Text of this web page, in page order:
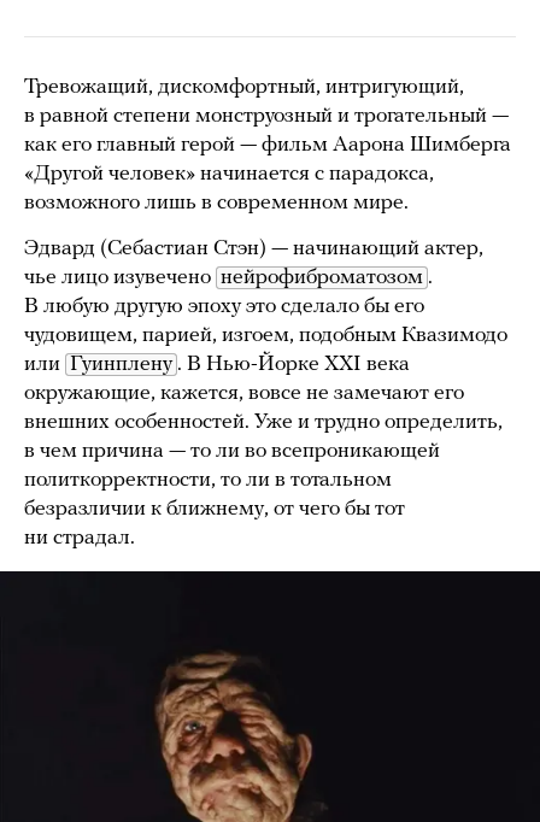
Тревожащий, дискомфортный, интригующий,
в равной степени монструозный и трогательный —
как его главный герой — фильм Аарона Шимберга
«Другой человек» начинается с парадокса,
возможного лишь в современном мире.
Эдвард (Себастиан Стэн) — начинающий актер,
чье лицо изувечено нейрофиброматозом .
В любую другую эпоху это сделало бы его
чудовищем, парией, изгоем, подобным Квазимодо
или Гуинплену . В Нью-Йорке XXI века
окружающие, кажется, вовсе не замечают его
внешних особенностей. Уже и трудно определить,
в чем причина — то ли во всепроникающей
политкорректности, то ли в тотальном
безразличии к ближнему, от чего бы тот
ни страдал.